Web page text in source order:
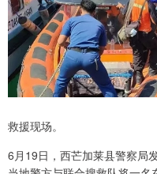
救援现场。
6月19日，西芒加莱县警察局